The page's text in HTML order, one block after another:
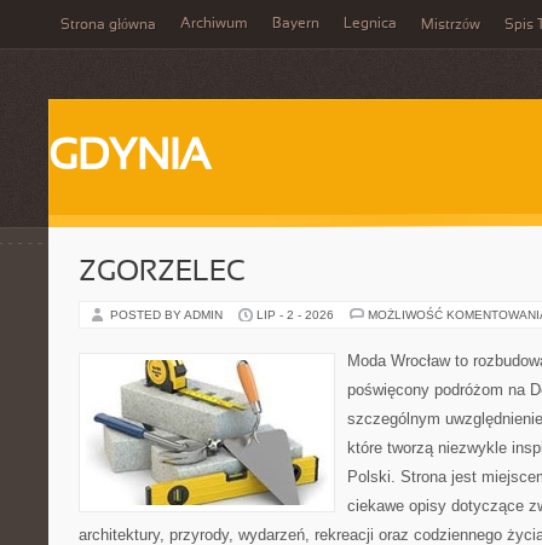
Strona główna Archiwum Bayern Legnica Mistrzów Spis
GDYNIA
ZGORZELEC
POSTED BY ADMIN LIP - 2 - 2026 MOŻLIWOŚĆ
Moda Wrocław to
poświęcony podróżom na
szczególnym
które tworzą niezwykle
Polski. Strona jest
ciekawe opisy dotyczące
architektury, przyrody, wydarzeń, rekreacji oraz codziennego